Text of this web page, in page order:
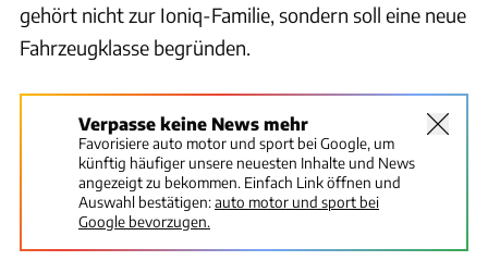
gehört nicht zur Ioniq-Familie, sondern soll eine neue
Fahrzeugklasse begründen.
Verpasse keine News mehr
Favorisiere auto motor und sport bei Google, um
künftig häufiger unsere neuesten Inhalte und News
angezeigt zu bekommen. Einfach Link öffnen und
Auswahl bestätigen:auto motor und sport bei
Google bevorzugen.